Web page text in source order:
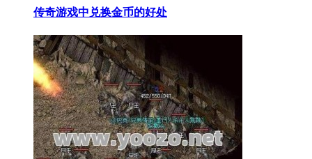
传奇游戏中兑换金币的好处